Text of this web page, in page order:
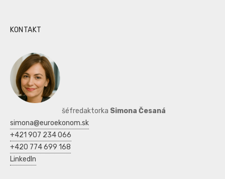
KONTAKT
šéfredaktorka Simona Česaná
simona@euroekonom.sk
+421 907 234 066
+420 774 699 168
LinkedIn